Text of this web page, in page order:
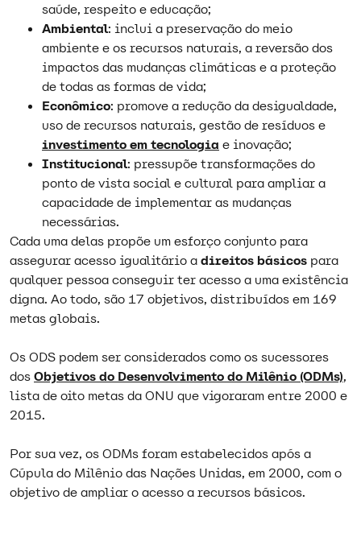
saúde, respeito e educação;
Ambiental: inclui a preservação do meio
ambiente e os recursos naturais, a reversão dos
impactos das mudanças climáticas e a proteção
de todas as formas de vida;
Econômico: promove a redução da desigualdade,
uso de recursos naturais, gestão de resíduos e
investimento em tecnologia e inovação;
Institucional: pressupõe transformações do
ponto de vista social e cultural para ampliar a
capacidade de implementar as mudanças
necessárias.
Cada uma delas propõe um esforço conjunto para
assegurar acesso igualitário adireitos básicos para
qualquer pessoa conseguir ter acesso a uma existência
digna. Ao todo, são 17 objetivos, distribuídos em 169
metas globais.
Os ODS podem ser considerados como os sucessores
dosObjetivos do Desenvolvimento do Milênio (ODMs),
lista de oito metas da ONU que vigoraram entre 2000 e
2015.
Por sua vez, os ODMs foram estabelecidos após a
Cúpula do Milênio das Nações Unidas, em 2000, com o
objetivo de ampliar o acesso a recursos básicos.